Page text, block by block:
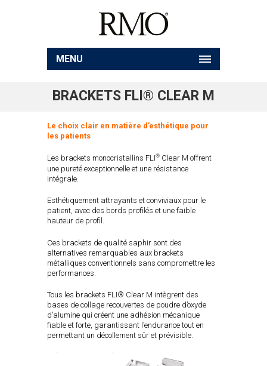
MENU
BRACKETS FLI® CLEAR M
Le choix clair en matière d’esthétique pour
les patients
Les brackets monocristallins FLI® Clear M offrent
une pureté exceptionnelle et une résistance
intégrale.
Esthétiquement attrayants et conviviaux pour le
patient, avec des bords profilés et une faible
hauteur de profil.
Ces brackets de qualité saphir sont des
alternatives remarquables aux brackets
métalliques conventionnels sans compromettre les
performances.
Tous les brackets FLI® Clear M intègrent des
bases de collage recouvertes de poudre d’oxyde
d’alumine qui créent une adhésion mécanique
fiable et forte, garantissant l’endurance tout en
permettant un décollement sûr et prévisible.